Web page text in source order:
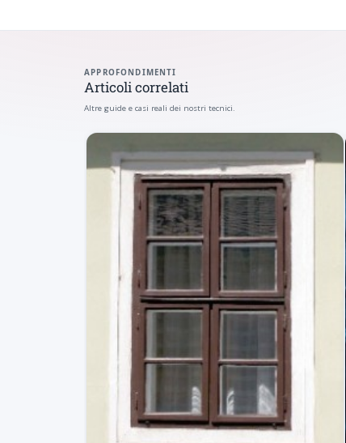
APPROFONDIMENTI
Articoli correlati
Altre guide e casi reali dei nostri tecnici.